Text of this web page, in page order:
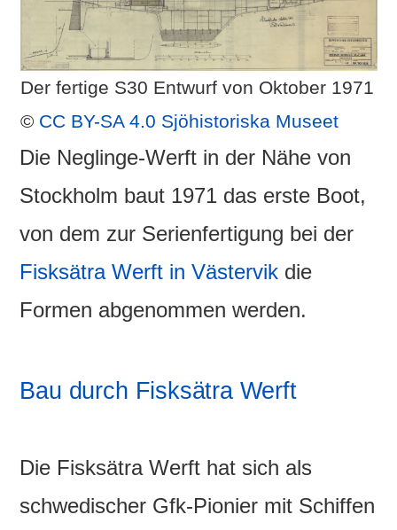
Der fertige S30 Entwurf von Oktober 1971
© CC BY-SA 4.0 Sjöhistoriska Museet
Die Neglinge-Werft in der Nähe von
Stockholm baut 1971 das erste Boot,
von dem zur Serienfertigung bei der
Fisksätra Werft in Västervik die
Formen abgenommen werden.
Bau durch Fisksätra Werft
Die Fisksätra Werft hat sich als
schwedischer Gfk-Pionier mit Schiffen